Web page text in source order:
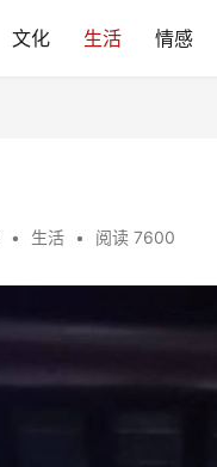
文化 生活 情感
• 生活 • 阅读 7600